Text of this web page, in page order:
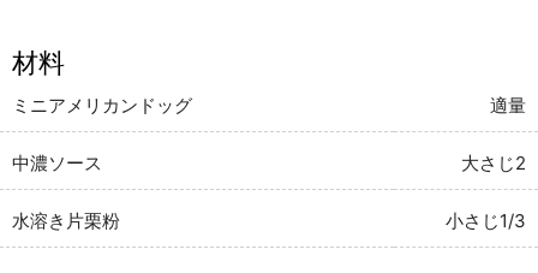
材料
ミニアメリカンドッグ 適量
中濃ソース 大さじ2
水溶き片栗粉 小さじ1/3